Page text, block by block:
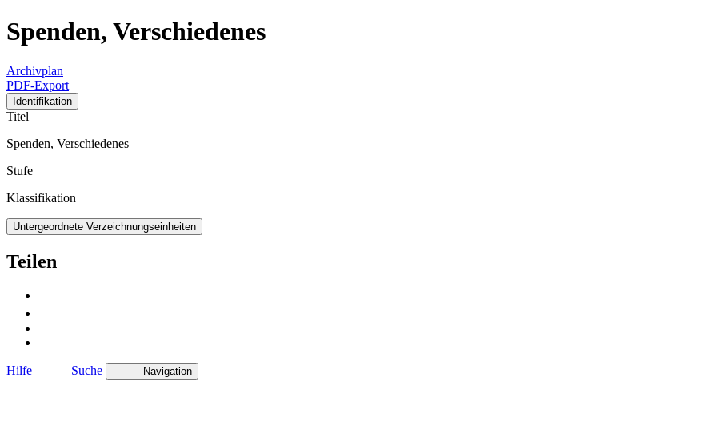
Spenden, Verschiedenes
Archivplan
PDF-Export
Identifikation
Titel
Spenden, Verschiedenes
Stufe
Klassifikation
Untergeordnete Verzeichnungseinheiten
Teilen
Hilfe Suche Navigation